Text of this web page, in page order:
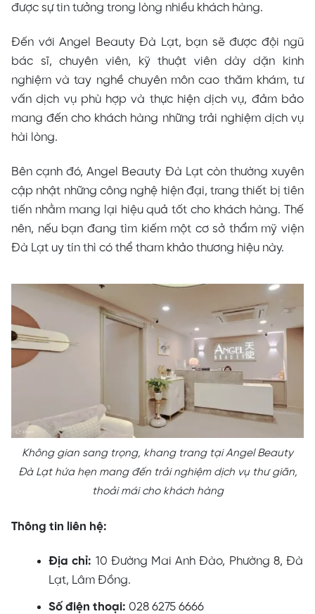
được sự tin tưởng trong lòng nhiều khách hàng.
Đến với Angel Beauty Đà Lạt, bạn sẽ được đội ngũ
bác sĩ, chuyên viên, kỹ thuật viên dày dặn kinh
nghiệm và tay nghề chuyên môn cao thăm khám, tư
vấn dịch vụ phù hợp và thực hiện dịch vụ, đảm bảo
mang đến cho khách hàng những trải nghiệm dịch vụ
hài lòng.
Bên cạnh đó, Angel Beauty Đà Lạt còn thường xuyên
cập nhật những công nghệ hiện đại, trang thiết bị tiên
tiến nhằm mang lại hiệu quả tốt cho khách hàng. Thế
nên, nếu bạn đang tìm kiếm một cơ sở thẩm mỹ viện
Đà Lạt uy tín thì có thể tham khảo thương hiệu này.
Không gian sang trọng, khang trang tại Angel Beauty
Đà Lạt hứa hẹn mang đến trải nghiệm dịch vụ thư giãn,
thoải mái cho khách hàng
Thông tin liên hệ:
Địa chỉ: 10 Đường Mai Anh Đào, Phường 8, Đà
Lạt, Lâm Đồng.
Số điện thoại: 028 6275 6666